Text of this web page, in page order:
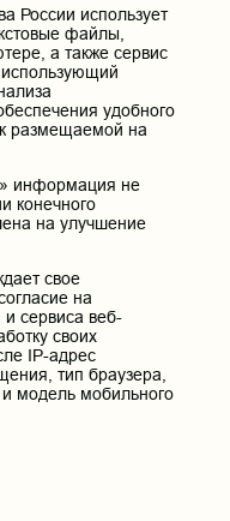
ресурсов
университет"
образовательное
Министерства
использует
файлы,
а также сервис
удобного
к размещаемой на
информация не
конечного
на улучшение
свое
на
сервиса веб-
своих
IP-адрес
тип браузера,
модель мобильного